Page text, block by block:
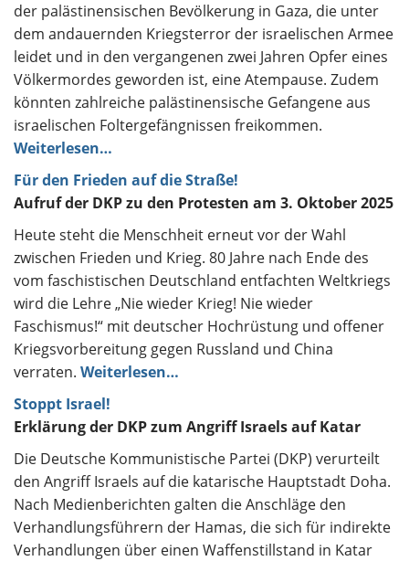
der palästinensischen Bevölkerung in Gaza, die unter
dem andauernden Kriegsterror der israelischen Armee
leidet und in den vergangenen zwei Jahren Opfer eines
Völkermordes geworden ist, eine Atempause. Zudem
könnten zahlreiche palästinensische Gefangene aus
israelischen Foltergefängnissen freikommen.
Weiterlesen…
Für den Frieden auf die Straße!
Aufruf der DKP zu den Protesten am 3. Oktober 2025
Heute steht die Menschheit erneut vor der Wahl
zwischen Frieden und Krieg. 80 Jahre nach Ende des
vom faschistischen Deutschland entfachten Weltkriegs
wird die Lehre „Nie wieder Krieg! Nie wieder
Faschismus!“ mit deutscher Hochrüstung und offener
Kriegsvorbereitung gegen Russland und China
verraten. Weiterlesen…
Stoppt Israel!
Erklärung der DKP zum Angriff Israels auf Katar
Die Deutsche Kommunistische Partei (DKP) verurteilt
den Angriff Israels auf die katarische Hauptstadt Doha.
Nach Medienberichten galten die Anschläge den
Verhandlungsführern der Hamas, die sich für indirekte
Verhandlungen über einen Waffenstillstand in Katar